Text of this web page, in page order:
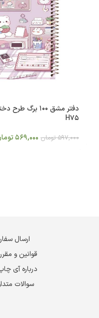
دفتر مشق 100 برگ
H75
597,000 تومان 569,000
ارسال
قوانین و
درباره آی
سوالات